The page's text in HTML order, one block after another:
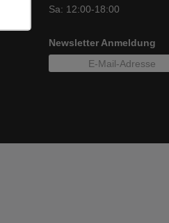
Sa: 12:00-18:00
Newsletter Anmeldung